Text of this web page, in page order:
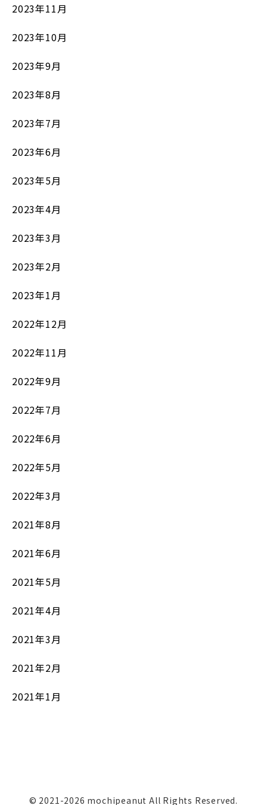
2023年11月
2023年10月
2023年9月
2023年8月
2023年7月
2023年6月
2023年5月
2023年4月
2023年3月
2023年2月
2023年1月
2022年12月
2022年11月
2022年9月
2022年7月
2022年6月
2022年5月
2022年3月
2021年8月
2021年6月
2021年5月
2021年4月
2021年3月
2021年2月
2021年1月
© 2021-2026 mochipeanut All Rights Reserved.